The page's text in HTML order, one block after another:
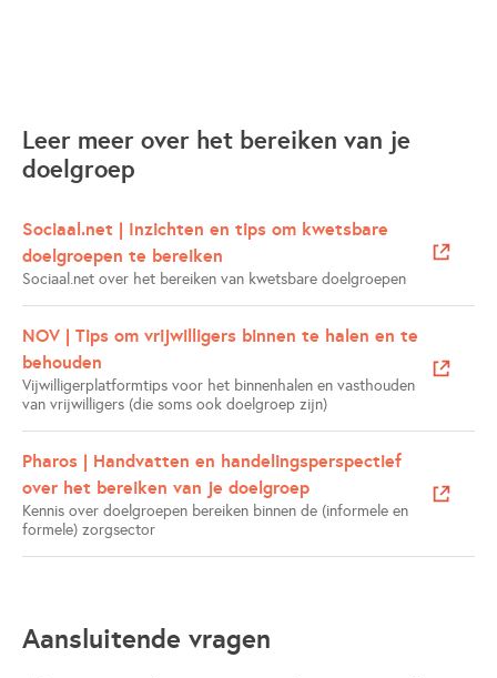
Leer meer over het bereiken van je
doelgroep
Sociaal.net | Inzichten en tips om kwetsbare
doelgroepen te bereiken
Sociaal.net over het bereiken van kwetsbare doelgroepen
NOV | Tips om vrijwilligers binnen te halen en te
behouden
Vijwilligerplatformtips voor het binnenhalen en vasthouden
van vrijwilligers (die soms ook doelgroep zijn)
Pharos | Handvatten en handelingsperspectief
over het bereiken van je doelgroep
Kennis over doelgroepen bereiken binnen de (informele en
formele) zorgsector
Aansluitende vragen